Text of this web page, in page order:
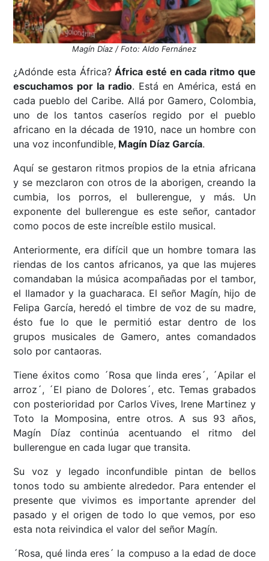
Magín Díaz / Foto: Aldo Fernánez
¿Adónde esta África?África esté en cada ritmo que
escuchamos por la radio. Está en América, está en
cada pueblo del Caribe. Allá por Gamero, Colombia,
uno de los tantos caseríos regido por el pueblo
africano en la década de 1910, nace un hombre con
una voz inconfundible, Magín Díaz García.
Aquí se gestaron ritmos propios de la etnia africana
y se mezclaron con otros de la aborigen, creando la
cumbia, los porros, el bullerengue, y más. Un
exponente del bullerengue es este señor, cantador
como pocos de este increíble estilo musical.
Anteriormente, era difícil que un hombre tomara las
riendas de los cantos africanos, ya que las mujeres
comandaban la música acompañadas por el tambor,
el llamador y la guacharaca. El señor Magín, hijo de
Felipa García, heredó el timbre de voz de su madre,
ésto fue lo que le permitió estar dentro de los
grupos musicales de Gamero, antes comandados
solo por cantaoras.
Tiene éxitos como ´Rosa que linda eres´, ´Apilar el
arroz´, ´El piano de Dolores´, etc. Temas grabados
con posterioridad por Carlos Vives, Irene Martinez y
Toto la Momposina, entre otros. A sus 93 años,
Magín Díaz continúa acentuando el ritmo del
bullerengue en cada lugar que transita.
Su voz y legado inconfundible pintan de bellos
tonos todo su ambiente alrededor. Para entender el
presente que vivimos es importante aprender del
pasado y el origen de todo lo que vemos, por eso
esta nota reivindica el valor del señor Magín.
´Rosa, qué linda eres´ la compuso a la edad de doce